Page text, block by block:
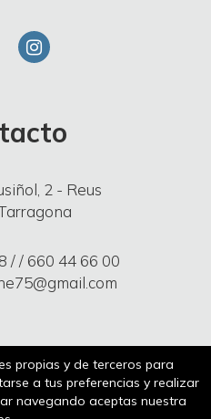
2 - Reus
/ / 660 44 66 00
de cookies
Comparador
propias y de terceros para
a tus preferencias y realizar
navegando aceptas nuestra